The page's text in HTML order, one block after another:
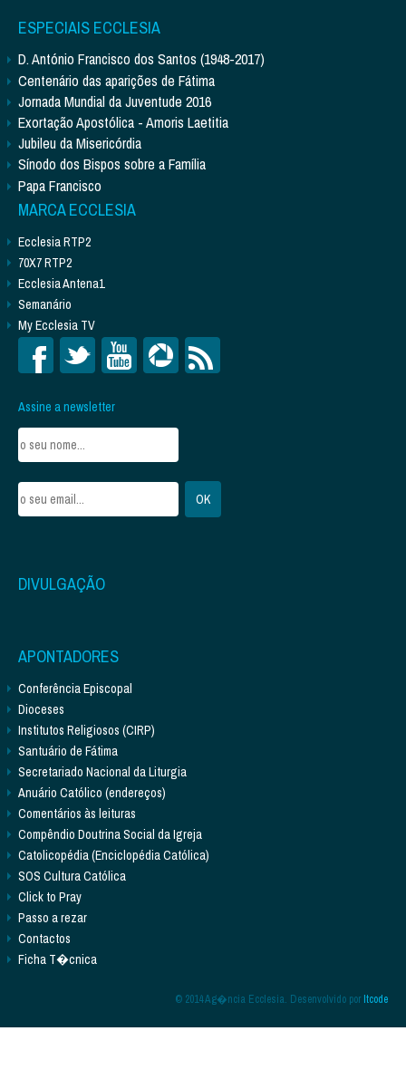
ESPECIAIS ECCLESIA
D. António Francisco dos Santos (1948-2017)
Centenário das aparições de Fátima
Jornada Mundial da Juventude 2016
Exortação Apostólica - Amoris Laetitia
Jubileu da Misericórdia
Sínodo dos Bispos sobre a Família
Papa Francisco
MARCA ECCLESIA
Ecclesia RTP2
70X7 RTP2
Ecclesia Antena1
Semanário
My Ecclesia TV
Assine a newsletter
DIVULGAÇÃO
APONTADORES
Conferência Episcopal
Dioceses
Institutos Religiosos (CIRP)
Santuário de Fátima
Secretariado Nacional da Liturgia
Anuário Católico (endereços)
Comentários às leituras
Compêndio Doutrina Social da Igreja
Catolicopédia (Enciclopédia Católica)
SOS Cultura Católica
Click to Pray
Passo a rezar
Contactos
Ficha T�cnica
© 2014 Ag�ncia Ecclesia. Desenvolvido porItcode